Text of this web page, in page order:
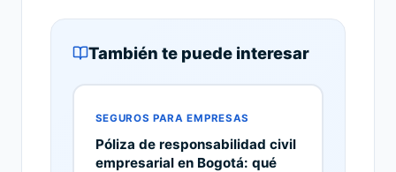
También te puede interesar
SEGUROS PARA EMPRESAS
Póliza de responsabilidad civil
empresarial en Bogotá: qué